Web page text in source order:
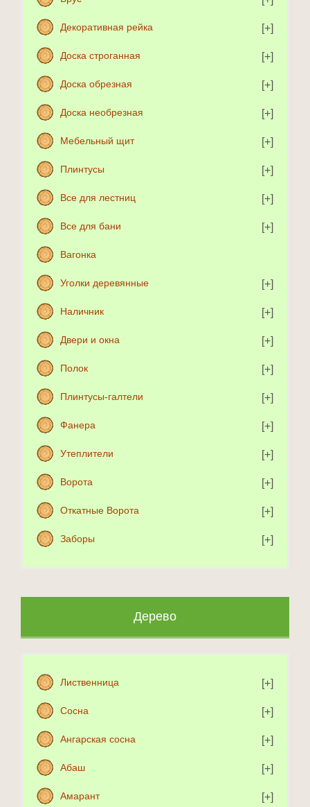
Декоративная рейка
Доска строганная
Доска обрезная
Доска необрезная
Мебельный щит
Плинтусы
Все для лестниц
Все для бани
Вагонка
Уголки деревянные
Наличник
Двери и окна
Полок
Плинтусы-галтели
Фанера
Утеплители
Ворота
Откатные Ворота
Заборы
Дерево
Лиственница
Сосна
Ангарская сосна
Абаш
Амарант